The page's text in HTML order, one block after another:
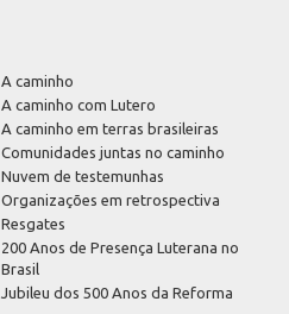
A caminho
A caminho com Lutero
A caminho em terras brasileiras
Comunidades juntas no caminho
Nuvem de testemunhas
Organizações em retrospectiva
Resgates
200 Anos de Presença Luterana no
Brasil
Jubileu dos 500 Anos da Reforma